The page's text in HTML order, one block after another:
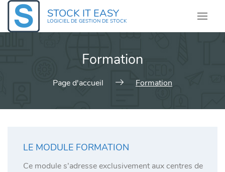
Skip
content
STOCK IT EASY
LOGICIEL DE GESTION DE STOCK
Formation
Page d'accueil Formation
LE MODULE FORMATION
Ce module s’adresse exclusivement aux centres de